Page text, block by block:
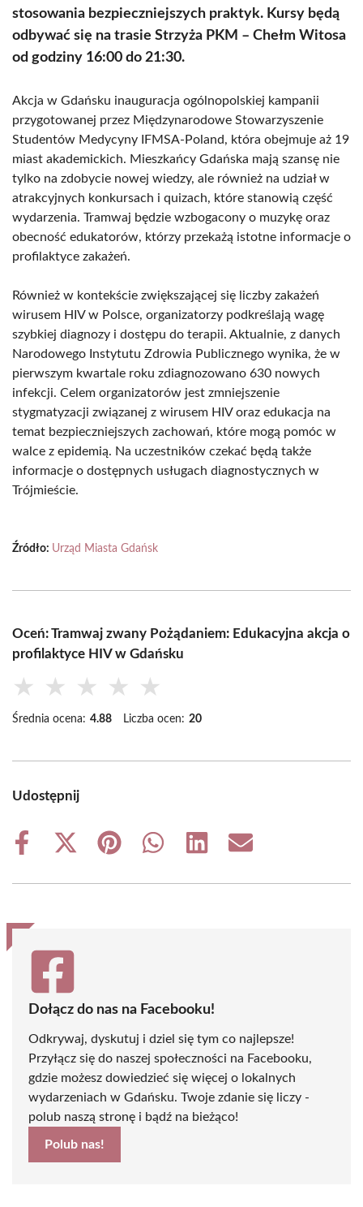
stosowania bezpieczniejszych praktyk. Kursy będą
odbywać się na trasie Strzyża PKM – Chełm Witosa
od godziny 16:00 do 21:30.
Akcja w Gdańsku inauguracja ogólnopolskiej kampanii
przygotowanej przez Międzynarodowe Stowarzyszenie
Studentów Medycyny IFMSA-Poland, która obejmuje aż 19
miast akademickich. Mieszkańcy Gdańska mają szansę nie
tylko na zdobycie nowej wiedzy, ale również na udział w
atrakcyjnych konkursach i quizach, które stanowią część
wydarzenia. Tramwaj będzie wzbogacony o muzykę oraz
obecność edukatorów, którzy przekażą istotne informacje o
profilaktyce zakażeń.
Również w kontekście zwiększającej się liczby zakażeń
wirusem HIV w Polsce, organizatorzy podkreślają wagę
szybkiej diagnozy i dostępu do terapii. Aktualnie, z danych
Narodowego Instytutu Zdrowia Publicznego wynika, że w
pierwszym kwartale roku zdiagnozowano 630 nowych
infekcji. Celem organizatorów jest zmniejszenie
stygmatyzacji związanej z wirusem HIV oraz edukacja na
temat bezpieczniejszych zachowań, które mogą pomóc w
walce z epidemią. Na uczestników czekać będą także
informacje o dostępnych usługach diagnostycznych w
Trójmieście.
Źródło: Urząd Miasta Gdańsk
Oceń: Tramwaj zwany Pożądaniem: Edukacyjna akcja o
profilaktyce HIV w Gdańsku
★ ★ ★ ★ ★
Średnia ocena: 4.88 Liczba ocen: 20
Udostępnij
Share
Share
(Twitter)
Share
Share
Share
Share
Dołącz do nas na Facebooku!
Odkrywaj, dyskutuj i dziel się tym co najlepsze!
Przyłącz się do naszej społeczności na Facebooku,
gdzie możesz dowiedzieć się więcej o lokalnych
wydarzeniach w Gdańsku. Twoje zdanie się liczy -
polub naszą stronę i bądź na bieżąco!
Polub nas!